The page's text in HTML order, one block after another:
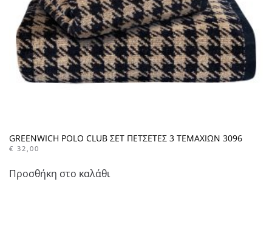
GREENWICH POLO CLUB ΣΕΤ ΠΕΤΣΕΤΕΣ 3 ΤΕΜΑΧΙΩΝ 3096
€ 32,00
Προσθήκη στο καλάθι